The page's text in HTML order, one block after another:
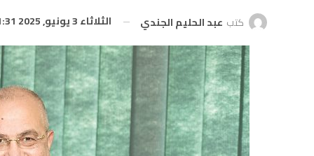
كتب عبد الحليم الجندي الثلاثاء 3 يونيو, 2025 1:31 ص